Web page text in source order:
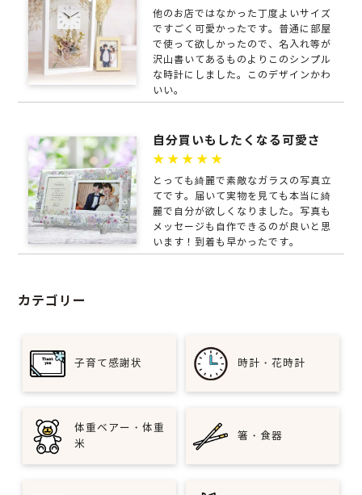
他のお店ではなかった丁度よいサイズ
ですごく可愛かったです。普通に部屋
で使って欲しかったので、名入れ等が
沢山書いてあるものよりこのシンプル
な時計にしました。このデザインかわ
いい。
自分買いもしたくなる可愛さ
★★★★★
とっても綺麗で素敵なガラスの写真立
てです。届いて実物を見ても本当に綺
麗で自分が欲しくなりました。写真も
メッセージも自作できるのが良いと思
います！到着も早かったです。
カテゴリー
子育て感謝状 時計・花時計
体重ベアー・体重
米
箸・食器